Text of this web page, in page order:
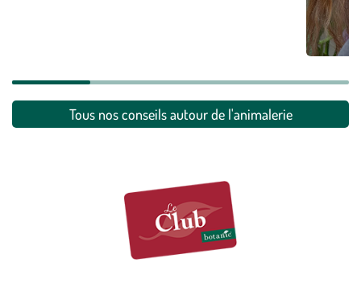
En
Tous nos conseils autour de l'animalerie